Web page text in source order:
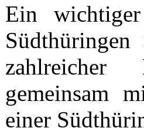
Ein
zahlreicher
gemeinsam
einer